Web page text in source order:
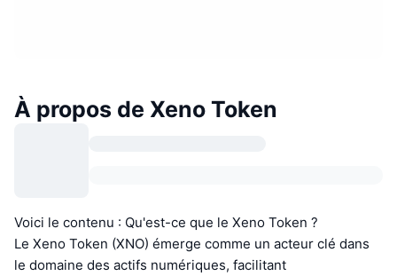
À propos de Xeno Token
Voici le contenu : Qu'est-ce que le Xeno Token ?
Le Xeno Token (XNO) émerge comme un acteur clé dans
le domaine des actifs numériques, facilitant